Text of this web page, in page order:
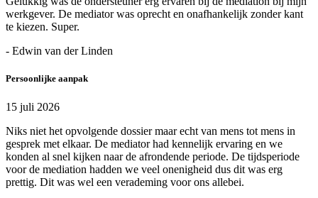
werkgever. De mediator was oprecht en onafhankelijk zonder kant
te kiezen. Super.
- Edwin van der Linden
Persoonlijke aanpak
15 juli 2026
Niks niet het opvolgende dossier maar echt van mens tot mens in
gesprek met elkaar. De mediator had kennelijk ervaring en we
konden al snel kijken naar de afrondende periode. De tijdsperiode
voor de mediation hadden we veel onenigheid dus dit was erg
prettig. Dit was wel een verademing voor ons allebei.